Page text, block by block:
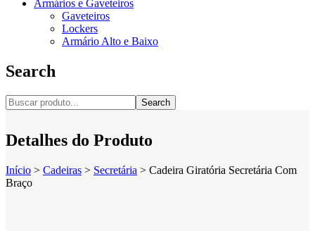
Armários e Gaveteiros
Gaveteiros
Lockers
Armário Alto e Baixo
Search
Search
Detalhes do Produto
Início > Cadeiras > Secretária > Cadeira Giratória Secretária Com
Braço